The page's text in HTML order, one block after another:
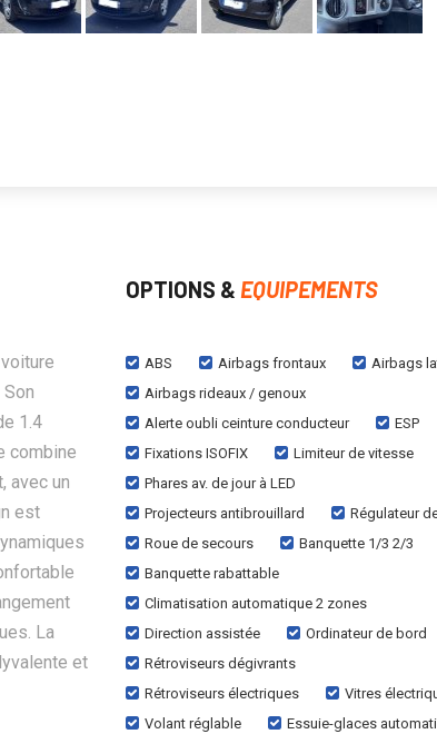
1.4
combine
avec un
est
La
et
OPTIONS & EQUIPEMENTS
ABS Airbags frontaux
Airbags
Airbags rideaux / genoux
Alerte oubli ceinture conducteur
ESP
Fixations ISOFIX
Limiteur de vitesse
Phares av. de jour à LED
Projecteurs antibrouillard
Régulateur
Roue de secours
Banquette 1/3 2/3
Banquette rabattable
Climatisation automatique 2 zones
Direction assistée
Ordinateur de bord
Rétroviseurs dégivrants
Rétroviseurs électriques
Vitres
Volant réglable
Essuie-glaces